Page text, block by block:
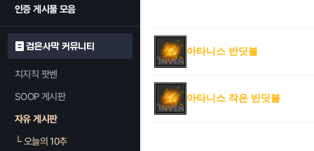
인증 게시물 모음
검은사막 커뮤니티
치지직 팟벤
SOOP 게시판
자유 게시판
└오늘의 10추
아타니스 반딧불
아타니스 작은 반딧불